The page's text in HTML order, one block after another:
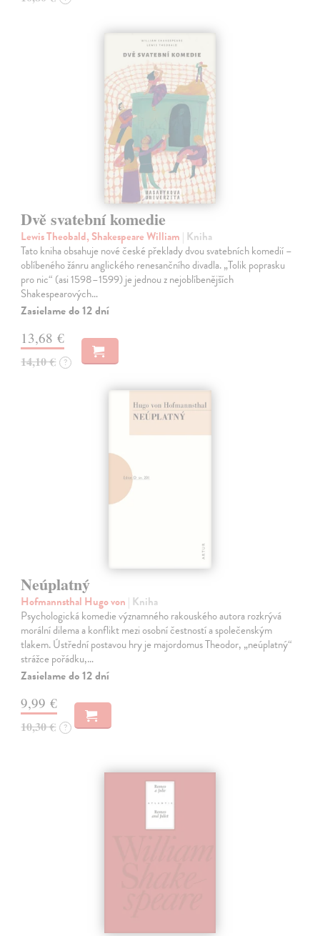
Dvě svatební komedie
Lewis Theobald, Shakespeare William | Kniha
Tato kniha obsahuje nové české překlady dvou svatebních komedií –
oblíbeného žánru anglického renesančního divadla. „Tolik poprasku
pro nic“ (asi 1598–1599) je jednou z nejoblíbenějších
Shakespearových…
Zasielame do 12 dní
13,68 €
14,10 € ?
Neúplatný
Hofmannsthal Hugo von | Kniha
Psychologická komedie významného rakouského autora rozkrývá
morální dilema a konflikt mezi osobní čestností a společenským
tlakem. Ústřední postavou hry je majordomus Theodor, „neúplatný“
strážce pořádku,…
Zasielame do 12 dní
9,99 €
10,30 € ?